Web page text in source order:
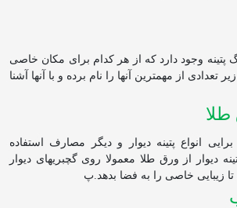
پتینه وجود دارد که از هر کدام برای مکان خاصی
تعدادی از مهم‏ترین آن‏ها را نام برده و با آن‏ها آشنا
طلا
برایی انواع پتینه دیوار و دیگر مصارف استفاده
دیوار از ورق طلا معمولا روی گچبریهای دیوار
زیبایی خاصی را به فضا بدهد.پ